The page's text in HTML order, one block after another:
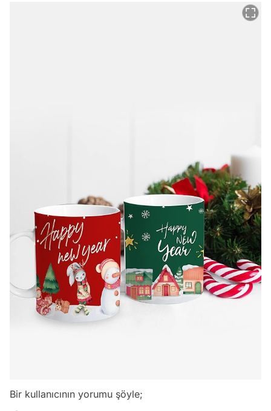
Bir kullanıcının yorumu şöyle;